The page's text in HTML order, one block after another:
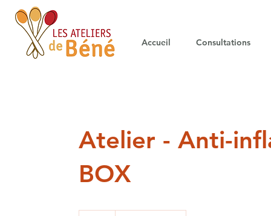
Accueil Consultations
Atelier - Anti-
BOX